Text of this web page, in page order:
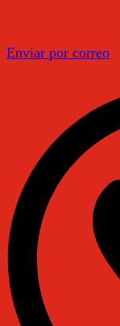
Enviar por correo